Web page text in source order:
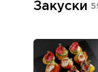
Закуски